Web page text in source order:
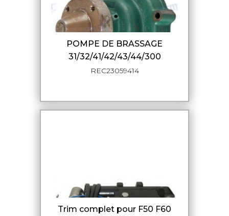
POMPE DE BRASSAGE
31/32/41/42/43/44/300
REC23059414
Trim complet pour F50 F60